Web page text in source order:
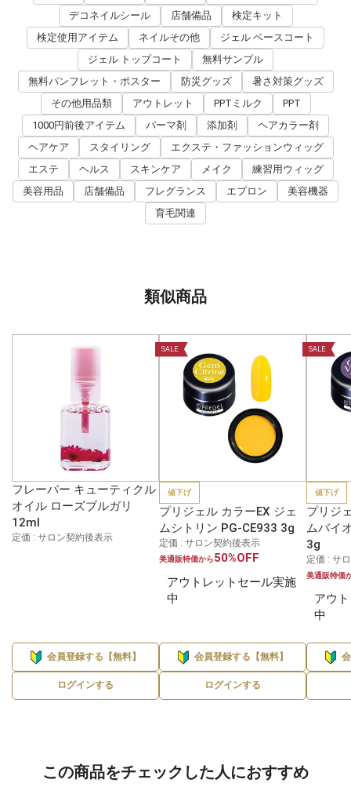
デコネイルシール
店舗備品
検定キット
検定使用アイテム
ネイルその他
ジェル ベースコート
ジェル トップコート
無料サンプル
無料パンフレット・ポスター
防災グッズ
暑さ対策グッズ
その他用品類
アウトレット PPTミルク
PPT
1000円前後アイテム
パーマ剤 添加剤
ヘアカラー剤
ヘアケア
スタイリング
エクステ・ファッションウィッグ
エステ
ヘルス スキンケア メイク
練習用ウィッグ
美容用品
店舗備品 フレグランス エプロン
美容機器
育毛関連
類似商品
フレーバー キューティクル
オイル ローズブルガリ
12ml
定価 : サロン契約後表示
会員登録する【無料】
ログインする
SALE
値下げ
プリジェル カラーEX ジェ
ムシトリン PG-CE933 3g
定価 : サロン契約後表示
美通販特価から50%OFF
アウトレットセール実施
中
会員登録する【無料】
ログインする
SALE
値下げ
プリジ
ムバイ
3g
定価 : サ
美通販特価
アウ
中
この商品をチェックした人におすすめ